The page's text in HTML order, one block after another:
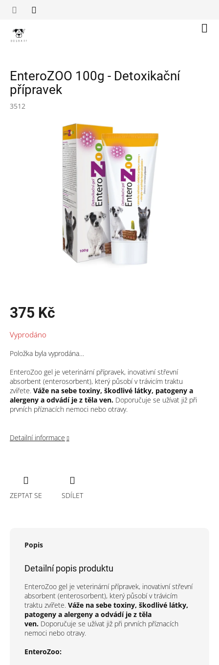
EnteroZOO 100g - Detoxikační
přípravek
3512
375 Kč
cena:
Vyprodáno
Položka byla vyprodána…
EnteroZoo gel je veterinární přípravek, inovativní střevní
absorbent (enterosorbent), který působí v trávicím traktu
zvířete. Váže na sebe toxiny, škodlivé látky, patogeny a
alergeny a odvádí je z těla ven. Doporučuje se užívat již při
prvních příznacích nemoci nebo otravy.
Detailní informace
ZEPTAT SE SDÍLET
Popis
Detailní popis produktu
EnteroZoo gel je veterinární přípravek, inovativní střevní
absorbent (enterosorbent), který působí v trávicím
traktu zvířete. Váže na sebe toxiny, škodlivé látky,
patogeny a alergeny a odvádí je z těla
ven. Doporučuje se užívat již při prvních příznacích
nemoci nebo otravy.
EnteroZoo: